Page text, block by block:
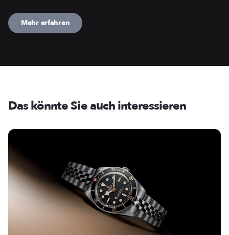
Mehr erfahren
Das könnte Sie auch interessieren